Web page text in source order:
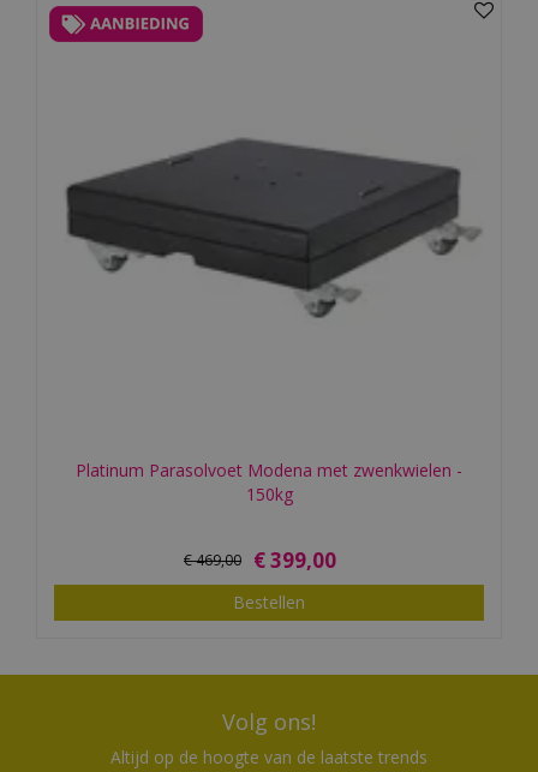
Platinum Parasolvoet Modena met zwenkwielen -
150kg
€469,00 €399,00
Bestellen
Volg ons!
Altijd op de hoogte van de laatste trends